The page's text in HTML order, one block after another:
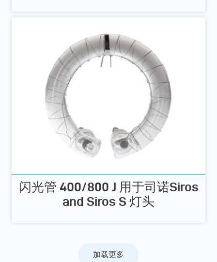
闪光管 400/800 J 用于司诺Siros
and Siros S 灯头
加载更多